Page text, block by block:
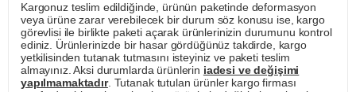
Kargonuz teslim edildiğinde, ürünün paketinde deformasyon
veya ürüne zarar verebilecek bir durum söz konusu ise, kargo
görevlisi ile birlikte paketi açarak ürünlerinizin durumunu kontrol
ediniz. Ürünlerinizde bir hasar gördüğünüz takdirde, kargo
yetkilisinden tutanak tutmasını isteyiniz ve paketi teslim
almayınız. Aksi durumlarda ürünlerin iadesi ve değişimi
yapılmamaktadır. Tutanak tutulan ürünler kargo firması